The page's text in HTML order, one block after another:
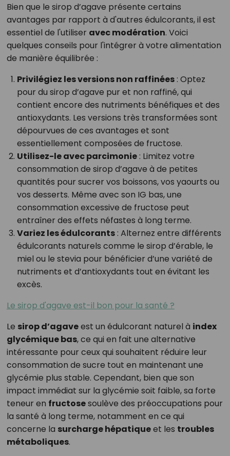
Bien que le sirop d’agave présente certains
avantages par rapport à d'autres édulcorants, il est
essentiel de l'utiliser avec modération. Voici
quelques conseils pour l'intégrer à votre alimentation
de manière équilibrée :
Privilégiez les versions non raffinées: Optez
pour du sirop d’agave pur et non raffiné, qui
contient encore des nutriments bénéfiques et des
antioxydants. Les versions très transformées sont
dépourvues de ces avantages et sont
essentiellement composées de fructose.
Utilisez-le avec parcimonie: Limitez votre
consommation de sirop d’agave à de petites
quantités pour sucrer vos boissons, vos yaourts ou
vos desserts. Même avec son IG bas, une
consommation excessive de fructose peut
entraîner des effets néfastes à long terme.
Variez les édulcorants: Alternez entre différents
édulcorants naturels comme le sirop d’érable, le
miel ou le stevia pour bénéficier d’une variété de
nutriments et d’antioxydants tout en évitant les
excès.
Le sirop d'agave est-il bon pour la santé ?
Le sirop d’agaveest un édulcorant naturel à index
glycémique bas, ce qui en fait une alternative
intéressante pour ceux qui souhaitent réduire leur
consommation de sucre tout en maintenant une
glycémie plus stable. Cependant, bien que son
impact immédiat sur la glycémie soit faible, sa forte
teneur en fructosesoulève des préoccupations pour
la santé à long terme, notamment en ce qui
concerne la surcharge hépatiqueet les troubles
métaboliques.